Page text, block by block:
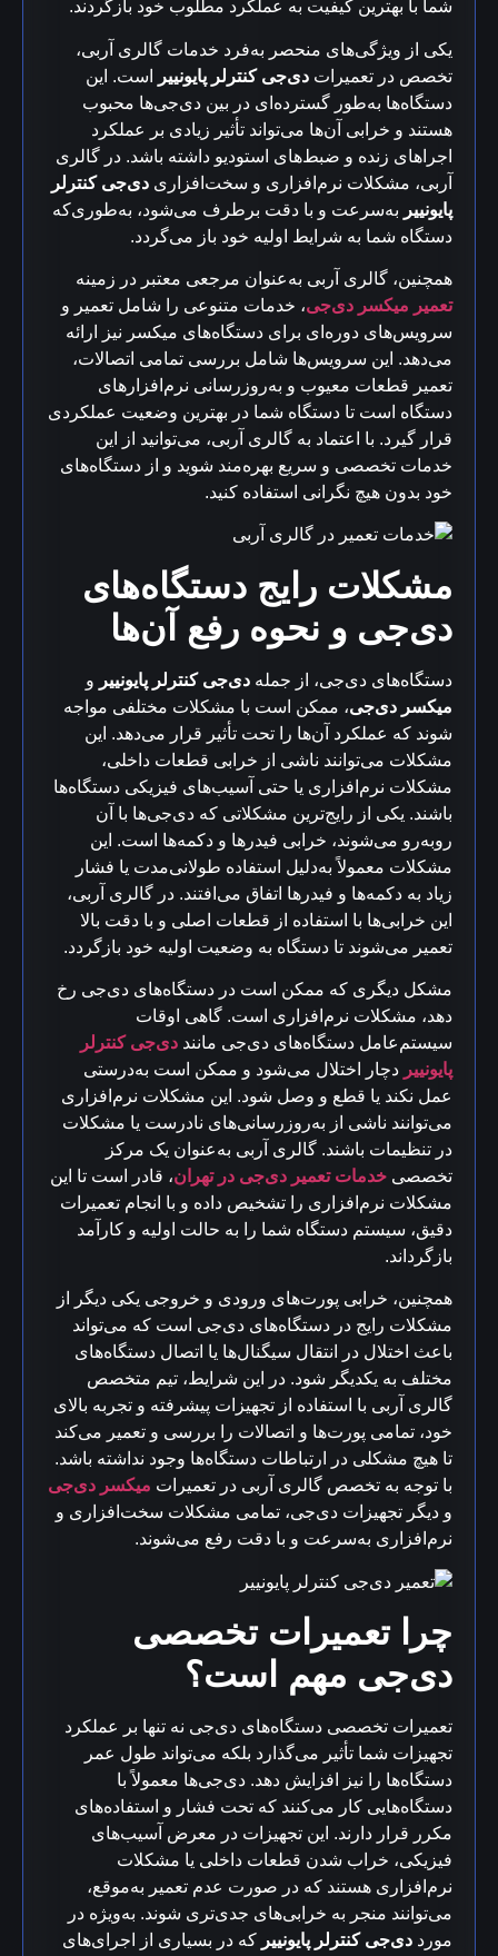
شما با بهترین کیفیت به عملکرد مطلوب خود بازگردند.
یکی از ویژگی‌های منحصر به‌فرد خدمات گالری آربی،
تخصص در تعمیرات دی‌جی کنترلر پایونییر
است. این
دستگاه‌ها به‌طور گسترده‌ای در بین دی‌جی‌ها محبوب
هستند و خرابی آن‌ها می‌تواند تأثیر زیادی بر عملکرد
اجراهای زنده و ضبط‌های استودیو داشته باشد. در گالری
آربی، مشکلات نرم‌افزاری و سخت‌افزاری دی‌جی کنترلر
پایونییر به‌سرعت و با دقت برطرف می‌شود، به‌طوری‌که
دستگاه شما به شرایط اولیه خود باز می‌گردد.
همچنین، گالری آربی به‌عنوان مرجعی معتبر در زمینه
تعمیر میکسر دی‌جی، خدمات متنوعی را شامل تعمیر و
سرویس‌های دوره‌ای برای دستگاه‌های میکسر نیز ارائه
می‌دهد. این سرویس‌ها شامل بررسی تمامی اتصالات،
تعمیر قطعات معیوب و به‌روزرسانی نرم‌افزارهای
دستگاه است تا دستگاه شما در بهترین وضعیت عملکردی
قرار گیرد. با اعتماد به گالری آربی، می‌توانید از این
خدمات تخصصی و سریع بهره‌مند شوید و از دستگاه‌های
خود بدون هیچ نگرانی استفاده کنید.
مشکلات رایج دستگاه‌های
دی‌جی و نحوه رفع آن‌ها
دستگاه‌های دی‌جی، از جمله دی‌جی کنترلر پایونییر و
میکسر دی‌جی، ممکن است با مشکلات مختلفی مواجه
شوند که عملکرد آن‌ها را تحت تأثیر قرار می‌دهد. این
مشکلات می‌توانند ناشی از خرابی قطعات داخلی،
مشکلات نرم‌افزاری یا حتی آسیب‌های فیزیکی دستگاه‌ها
باشند. یکی از رایج‌ترین مشکلاتی که دی‌جی‌ها با آن
روبه‌رو می‌شوند، خرابی فیدرها و دکمه‌ها است. این
مشکلات معمولاً به‌دلیل استفاده طولانی‌مدت یا فشار
زیاد به دکمه‌ها و فیدرها اتفاق می‌افتند. در گالری آربی،
این خرابی‌ها با استفاده از قطعات اصلی و با دقت بالا
تعمیر می‌شوند تا دستگاه به وضعیت اولیه خود بازگردد.
مشکل دیگری که ممکن است در دستگاه‌های دی‌جی رخ
دهد، مشکلات نرم‌افزاری است. گاهی اوقات
سیستم‌عامل دستگاه‌های دی‌جی مانند دی‌جی کنترلر
پایونییر دچار اختلال می‌شود و ممکن است به‌درستی
عمل نکند یا قطع و وصل شود. این مشکلات نرم‌افزاری
می‌توانند ناشی از به‌روزرسانی‌های نادرست یا مشکلات
در تنظیمات باشند. گالری آربی به‌عنوان یک مرکز
تخصصی خدمات تعمیر دی‌جی در تهران، قادر است تا این
مشکلات نرم‌افزاری را تشخیص داده و با انجام تعمیرات
دقیق، سیستم دستگاه شما را به حالت اولیه و کارآمد
بازگرداند.
همچنین، خرابی پورت‌های ورودی و خروجی یکی دیگر از
مشکلات رایج در دستگاه‌های دی‌جی است که می‌تواند
باعث اختلال در انتقال سیگنال‌ها یا اتصال دستگاه‌های
مختلف به یکدیگر شود. در این شرایط، تیم متخصص
گالری آربی با استفاده از تجهیزات پیشرفته و تجربه بالای
خود، تمامی پورت‌ها و اتصالات را بررسی و تعمیر می‌کند
تا هیچ مشکلی در ارتباطات دستگاه‌ها وجود نداشته باشد.
با توجه به تخصص گالری آربی در تعمیرات میکسر دی‌جی
و دیگر تجهیزات دی‌جی، تمامی مشکلات سخت‌افزاری و
نرم‌افزاری به‌سرعت و با دقت رفع می‌شوند.
چرا تعمیرات تخصصی
دی‌جی مهم است؟
تعمیرات تخصصی دستگاه‌های دی‌جی نه تنها بر عملکرد
تجهیزات شما تأثیر می‌گذارد بلکه می‌تواند طول عمر
دستگاه‌ها را نیز افزایش دهد. دی‌جی‌ها معمولاً با
دستگاه‌هایی کار می‌کنند که تحت فشار و استفاده‌های
مکرر قرار دارند. این تجهیزات در معرض آسیب‌های
فیزیکی، خراب شدن قطعات داخلی یا مشکلات
نرم‌افزاری هستند که در صورت عدم تعمیر به‌موقع،
می‌توانند منجر به خرابی‌های جدی‌تری شوند. به‌ویژه در
مورد دی‌جی کنترلر پایونییر که در بسیاری از اجرای‌های